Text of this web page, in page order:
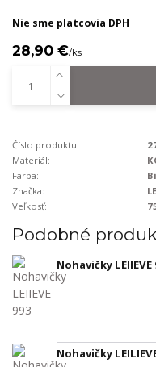
Nie sme platcovia DPH
28,90 €/ks
Číslo produktu:
Materiál:
Farba:
Značka:
Veľkosť:
Podobné
Nohavičky LEIIEVE
Nohavičky